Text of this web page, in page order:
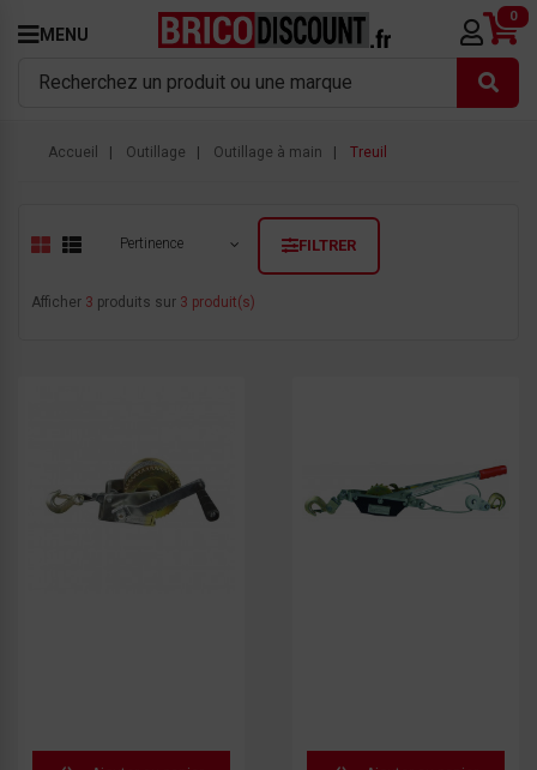
MENU
0
Accueil Outillage Outillage à main Treuil
Pertinence FILTRER
Afficher 3 produits sur 3 produit(s)